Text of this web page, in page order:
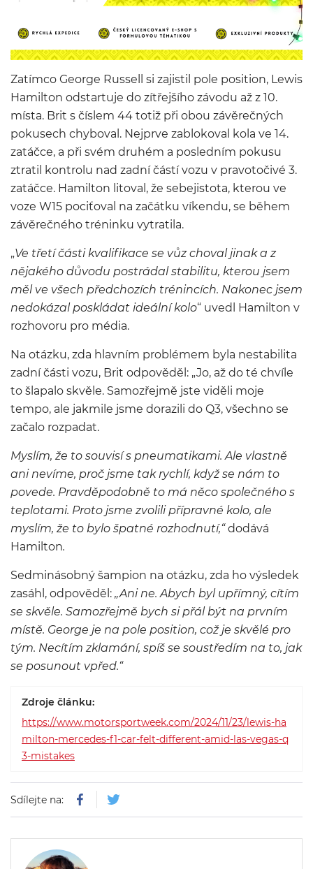
Zatímco George Russell si zajistil pole position, Lewis
Hamilton odstartuje do zítřejšího závodu až z 10.
místa. Brit s číslem 44 totiž při obou závěrečných
pokusech chyboval. Nejprve zablokoval kola ve 14.
zatáčce, a při svém druhém a posledním pokusu
ztratil kontrolu nad zadní částí vozu v pravotočivé 3.
zatáčce. Hamilton litoval, že sebejistota, kterou ve
voze W15 pociťoval na začátku víkendu, se během
závěrečného tréninku vytratila.
„Ve třetí části kvalifikace se vůz choval jinak a z
nějakého důvodu postrádal stabilitu, kterou jsem
měl ve všech předchozích trénincích. Nakonec jsem
nedokázal poskládat ideální kolo“ uvedl Hamilton v
rozhovoru pro média.
Na otázku, zda hlavním problémem byla nestabilita
zadní části vozu, Brit odpověděl: „Jo, až do té chvíle
to šlapalo skvěle. Samozřejmě jste viděli moje
tempo, ale jakmile jsme dorazili do Q3, všechno se
začalo rozpadat.
Myslím, že to souvisí s pneumatikami. Ale vlastně
ani nevíme, proč jsme tak rychlí, když se nám to
povede. Pravděpodobně to má něco společného s
teplotami. Proto jsme zvolili přípravné kolo, ale
myslím, že to bylo špatné rozhodnutí,“dodává
Hamilton.
Sedminásobný šampion na otázku, zda ho výsledek
zasáhl, odpověděl: „Ani ne. Abych byl upřímný, cítím
se skvěle. Samozřejmě bych si přál být na prvním
místě. George je na pole position, což je skvělé pro
tým. Necítím zklamání, spíš se soustředím na to, jak
se posunout vpřed.“
Zdroje článku:
https://www.motorsportweek.com/2024/11/23/lewis-ha
milton-mercedes-f1-car-felt-different-amid-las-vegas-q
3-mistakes
Sdílejte na: